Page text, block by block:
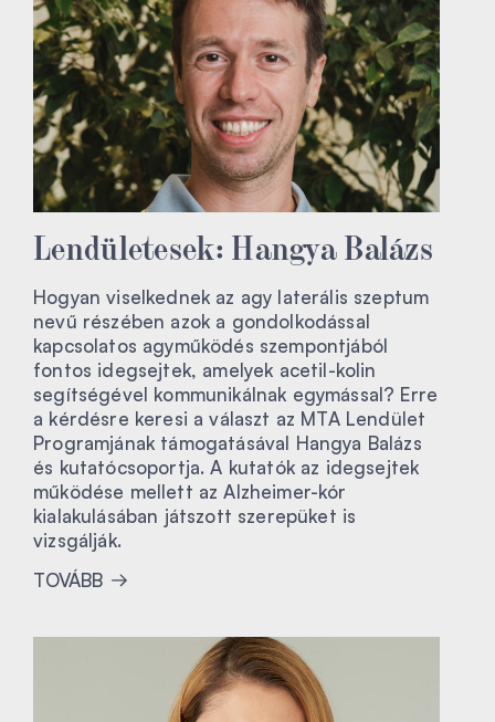
Lendületesek: Hangya Balázs
Hogyan viselkednek az agy laterális szeptum
nevű részében azok a gondolkodással
kapcsolatos agyműködés szempontjából
fontos idegsejtek, amelyek acetil-kolin
segítségével kommunikálnak egymással? Erre
a kérdésre keresi a választ az MTA Lendület
Programjának támogatásával Hangya Balázs
és kutatócsoportja. A kutatók az idegsejtek
működése mellett az Alzheimer-kór
kialakulásában játszott szerepüket is
vizsgálják.
TOVÁBB